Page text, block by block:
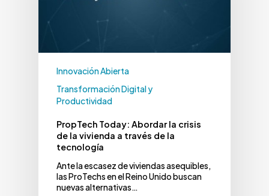
Innovación Abierta
Transformación Digital y
Productividad
PropTech Today: Abordar la crisis
de la vivienda a través de la
tecnología
Ante la escasez de viviendas asequibles,
las ProTechs en el Reino Unido buscan
nuevas alternativas…